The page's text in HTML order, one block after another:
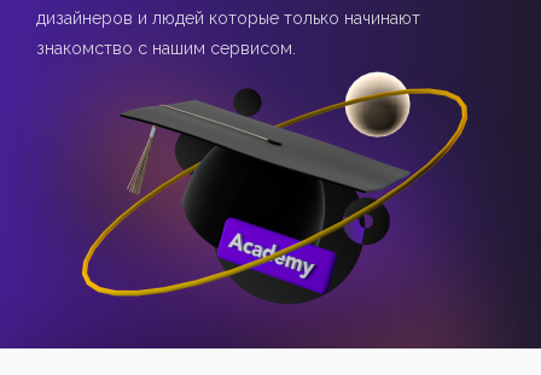
дизайнеров и людей которые только начинают
знакомство с нашим сервисом.